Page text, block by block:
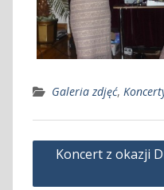
Galeria zdjęć,
Nawigacja
Koncert z okazji